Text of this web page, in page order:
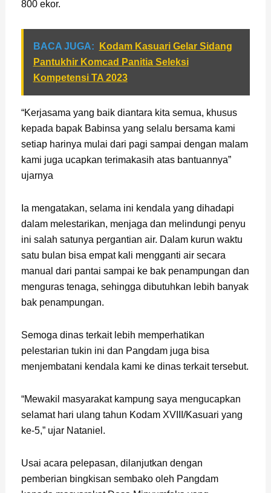
800 ekor.
BACA JUGA:
Kodam Kasuari Gelar Sidang
Pantukhir Komcad Panitia Seleksi
Kompetensi TA 2023
“Kerjasama yang baik diantara kita semua, khusus
kepada bapak Babinsa yang selalu bersama kami
setiap harinya mulai dari pagi sampai dengan malam
kami juga ucapkan terimakasih atas bantuannya”
ujarnya
Ia mengatakan, selama ini kendala yang dihadapi
dalam melestarikan, menjaga dan melindungi penyu
ini salah satunya pergantian air. Dalam kurun waktu
satu bulan bisa empat kali mengganti air secara
manual dari pantai sampai ke bak penampungan dan
menguras tenaga, sehingga dibutuhkan lebih banyak
bak penampungan.
Semoga dinas terkait lebih memperhatikan
pelestarian tukin ini dan Pangdam juga bisa
menjembatani kendala kami ke dinas terkait tersebut.
“Mewakil masyarakat kampung saya mengucapkan
selamat hari ulang tahun Kodam XVIII/Kasuari yang
ke-5,” ujar Nataniel.
Usai acara pelepasan, dilanjutkan dengan
pemberian bingkisan sembako oleh Pangdam